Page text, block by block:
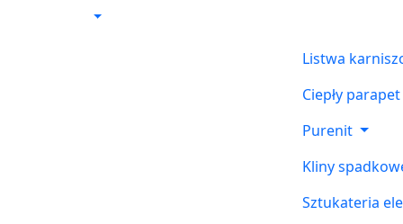
Listwa
Ciepły parapet
Purenit
Kliny
Sztukateria